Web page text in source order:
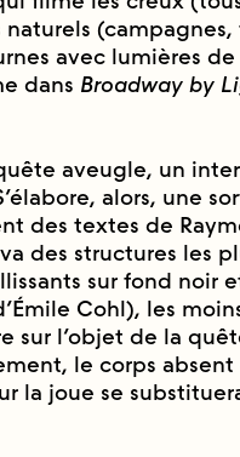
avec lumières
dans Broadway by
aveugle, un
alors, une
des textes de
des structures les
sur fond noir
Cohl), les
sur l’objet de la
le corps absent
la joue se